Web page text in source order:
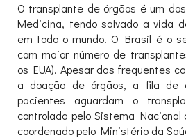
O transplante de órgãos é um
Medicina, tendo salvado a vida
em todo o mundo. O Brasil é o
com maior número de
os EUA). Apesar das frequentes
a doação de órgãos, a fila de
pacientes aguardam o
controlada pelo Sistema
coordenado pelo Ministério da